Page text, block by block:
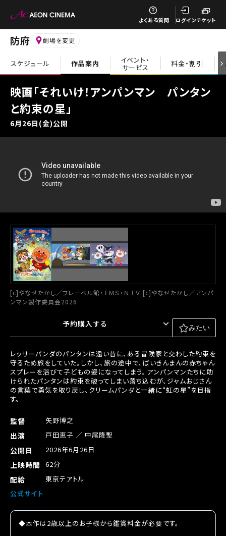
よくある質問 ログインチケット
防府 劇場を変更
スケジュール 作品案内 イベント・
サービス 料金・割引
映画「それいけ！アンパンマン パンタン
と約束の星」
6月26日(金)公開
[c]やなせたかし／フレーベル館・ＴＭＳ・ＮＴＶ [c]やなせたかし／アンパ
ンマン製作委員会2026
予約購入する みたい
レッサーパンダのパンタンは遠い昔に、ある冒険家と交わした約束を
守るため旅をしていた。しかし、旅の途中で、ばいきんまんの赤ちゃん
スプレーを浴びて子どもの姿になってしまう。アンパンマンたちに助
けられたパンタンは約束を破ってしまい落ち込むが、ジャムおじさん
の言葉で勇気を取り戻し、クリームパンダと一緒に“虹の星”を目指
す。
監督 矢野博之
出演 戸田恵子 ／ 中尾隆聖
公開日 2026年6月26日
上映時間 62分
配給
東京テアトル
公式サイト
◆本作は2歳以上のお子様から鑑賞料金が必要です。
閉じる
閉じる